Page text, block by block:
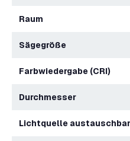
Raum
Sägegröße
Farbwiedergabe (CRI)
Durchmesser
Lichtquelle austauschbar